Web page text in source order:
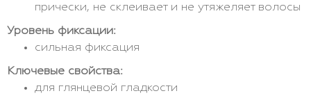
прически, не склеивает и не утяжеляет волосы
Уровень фиксации:
сильная фиксация
Ключевые свойства:
для глянцевой гладкости